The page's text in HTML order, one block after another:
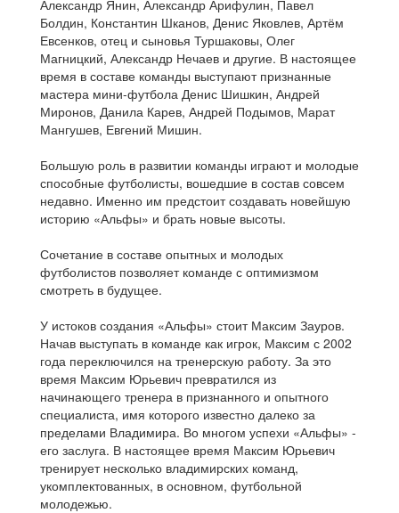
Александр Янин, Александр Арифулин, Павел
Болдин, Константин Шканов, Денис Яковлев, Артём
Евсенков, отец и сыновья Туршаковы, Олег
Магницкий, Александр Нечаев и другие. В настоящее
время в составе команды выступают признанные
мастера мини-футбола Денис Шишкин, Андрей
Миронов, Данила Карев, Андрей Подымов, Марат
Мангушев, Евгений Мишин.
Большую роль в развитии команды играют и молодые
способные футболисты, вошедшие в состав совсем
недавно. Именно им предстоит создавать новейшую
историю «Альфы» и брать новые высоты.
Сочетание в составе опытных и молодых
футболистов позволяет команде с оптимизмом
смотреть в будущее.
У истоков создания «Альфы» стоит Максим Зауров.
Начав выступать в команде как игрок, Максим с 2002
года переключился на тренерскую работу. За это
время Максим Юрьевич превратился из
начинающего тренера в признанного и опытного
специалиста, имя которого известно далеко за
пределами Владимира. Во многом успехи «Альфы» -
его заслуга. В настоящее время Максим Юрьевич
тренирует несколько владимирских команд,
укомплектованных, в основном, футбольной
молодежью.